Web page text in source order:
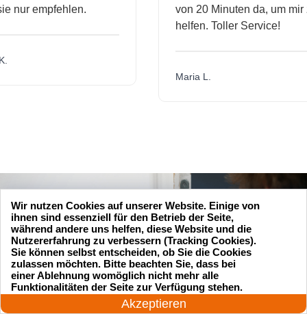
empfehlen.
von 20 Minuten da, um mir zu
helfen. Toller Service!
Maria L.
24 Stunden am Tag
Akzeptieren
Wir nutzen Cookies auf unserer Website. Einige von
ihnen sind essenziell für den Betrieb der Seite,
während andere uns helfen, diese Website und die
Nutzererfahrung zu verbessern (Tracking Cookies).
Sie können selbst entscheiden, ob Sie die Cookies
zulassen möchten. Bitte beachten Sie, dass bei
einer Ablehnung womöglich nicht mehr alle
Funktionalitäten der Seite zur Verfügung stehen.